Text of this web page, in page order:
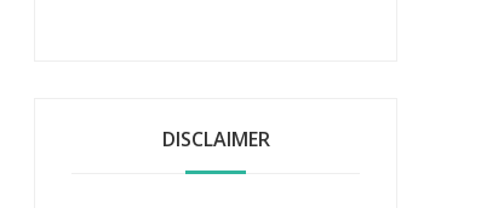
DISCLAIMER